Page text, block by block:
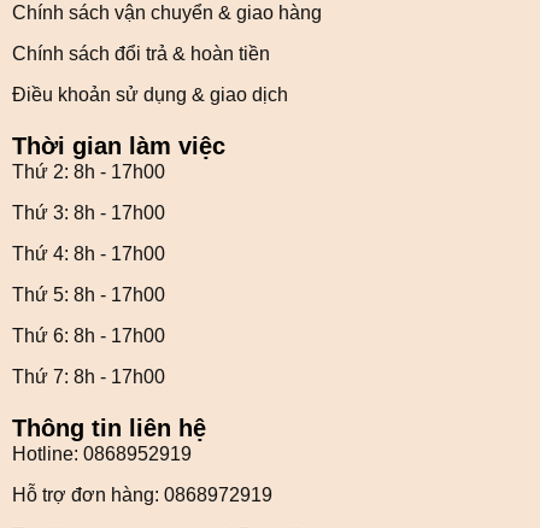
Chính sách vận chuyển & giao hàng
Chính sách đổi trả & hoàn tiền
Điều khoản sử dụng & giao dịch
Thời gian làm việc
Thứ 2: 8h - 17h00
Thứ 3: 8h - 17h00
Thứ 4: 8h - 17h00
Thứ 5: 8h - 17h00
Thứ 6: 8h - 17h00
Thứ 7: 8h - 17h00
Thông tin liên hệ
Hotline: 0868952919
Hỗ trợ đơn hàng: 0868972919